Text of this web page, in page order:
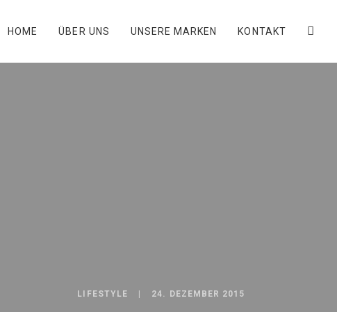
HOME ÜBER UNS UNSERE MARKEN KONTAKT
LIFESTYLE 24. DEZEMBER 2015